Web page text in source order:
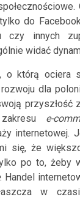
do
czy innych
widać
o którą ociera
dla
przyszłość
e-
internetowej.
się, że
po to, żeby
. Handel
w